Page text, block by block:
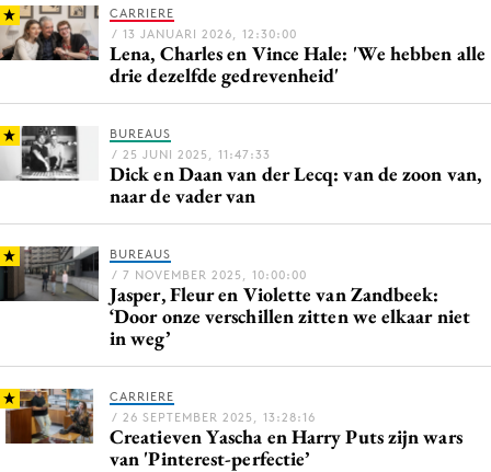
CARRIERE
/ 13 JANUARI 2026, 12:30:00
Lena, Charles en Vince Hale: 'We hebben alle
drie dezelfde gedrevenheid'
BUREAUS
/ 25 JUNI 2025, 11:47:33
Dick en Daan van der Lecq: van de zoon van,
naar de vader van
BUREAUS
/ 7 NOVEMBER 2025, 10:00:00
Jasper, Fleur en Violette van Zandbeek:
‘Door onze verschillen zitten we elkaar niet
in weg’
CARRIERE
/ 26 SEPTEMBER 2025, 13:28:16
Creatieven Yascha en Harry Puts zijn wars
van 'Pinterest-perfectie’